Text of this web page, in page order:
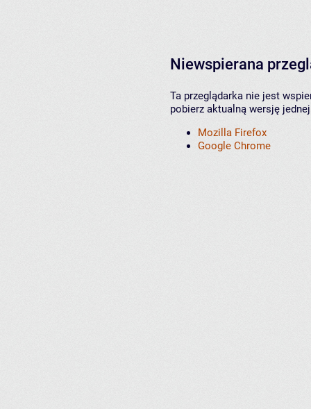
Niewspierana
Ta przeglądarka nie jest
pobierz aktualną wersję
Mozilla Firefox
Google Chrome